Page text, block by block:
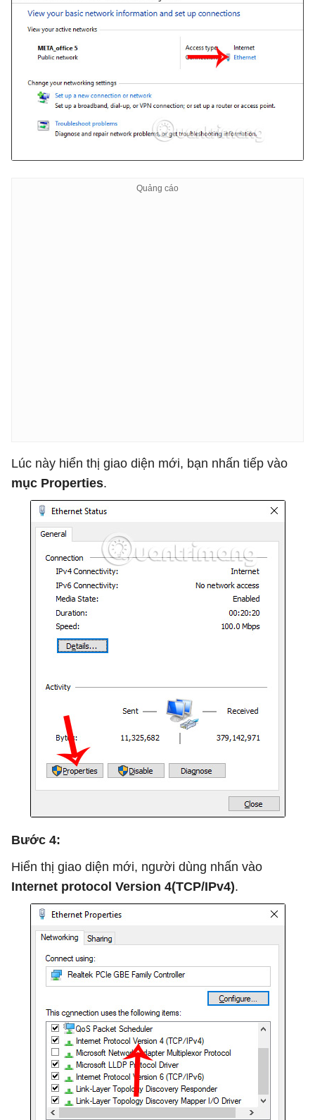
Lúc này hiển thị giao diện mới, bạn nhấn tiếp vào
mục Properties.
Bước 4:
Hiển thị giao diện mới, người dùng nhấn vào
Internet protocol Version 4(TCP/IPv4).